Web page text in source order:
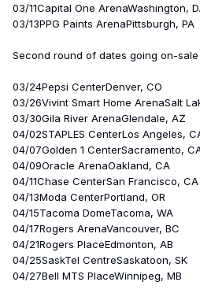
03/11Capital One ArenaWashington,
03/13PPG Paints ArenaPittsburgh, PA
Second round of dates going on-
03/24Pepsi CenterDenver, CO
03/26Vivint Smart Home ArenaSalt
03/30Gila River ArenaGlendale, AZ
04/02STAPLES CenterLos Angeles,
04/07Golden 1 CenterSacramento,
04/09Oracle ArenaOakland, CA
04/11Chase CenterSan Francisco, CA
04/13Moda CenterPortland, OR
04/15Tacoma DomeTacoma, WA
04/17Rogers ArenaVancouver, BC
04/21Rogers PlaceEdmonton, AB
04/25SaskTel CentreSaskatoon, SK
04/27Bell MTS PlaceWinnipeg, MB